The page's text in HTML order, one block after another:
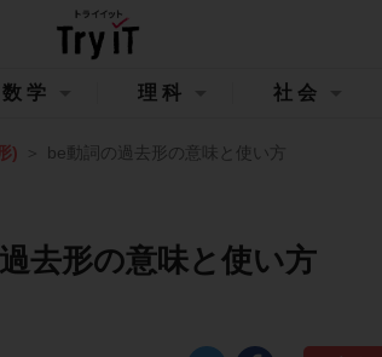
数学 理科 社会
) be動詞の過去形の意味と使い方
去形の意味と使い方